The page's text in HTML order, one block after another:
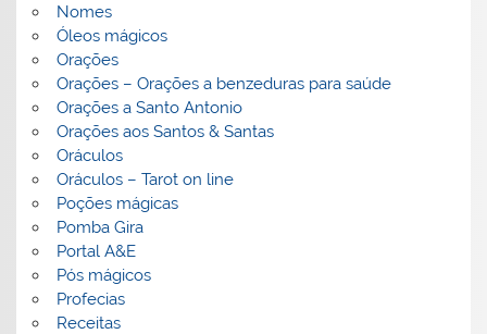
Nomes
Óleos mágicos
Orações
Orações – Orações a benzeduras para saúde
Orações a Santo Antonio
Orações aos Santos & Santas
Oráculos
Oráculos – Tarot on line
Poções mágicas
Pomba Gira
Portal A&E
Pós mágicos
Profecias
Receitas